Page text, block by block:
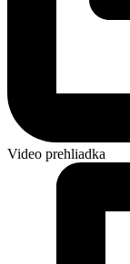
Video prehliadka